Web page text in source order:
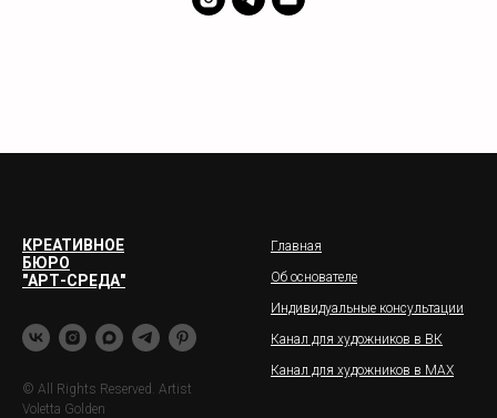
КРЕАТИВНОЕ
БЮРО
"АРТ-СРЕДА"
© All Rights Reserved. Artist
Voletta Golden
Главная
Об основателе
Индивидуальные консультации
Канал для художников в ВК
Канал для художников в МАХ